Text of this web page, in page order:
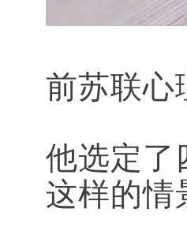
前苏联心
他选定了
这样的